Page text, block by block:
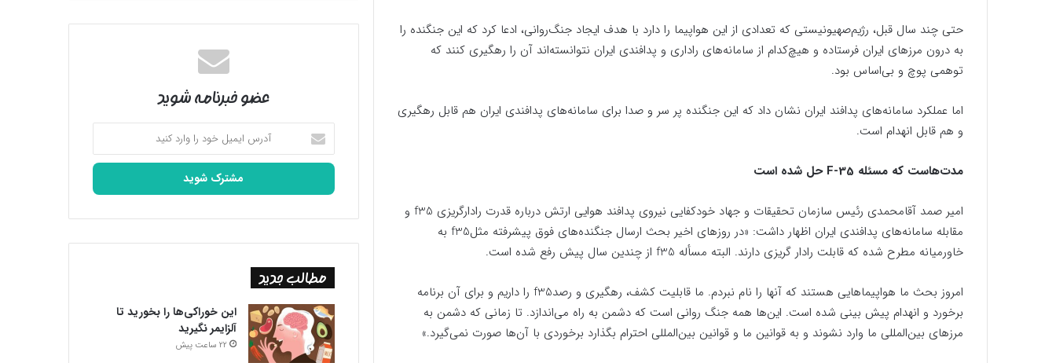
حتی چند سال قبل، رژیم‌صهیونیستی که تعدادی از این هواپیما را دارد با هدف ایجاد جنگ‌روانی، ادعا کرد که این جنگنده را
به درون مرزهای ایران فرستاده و هیچ‌کدام از سامانه‌های راداری و پدافندی ایران نتوانسته‌اند آن را رهگیری کنند که
توهمی پوچ و بی‌اساس بود.
اما عملکرد سامانه‌های پدافند ایران نشان داد که این جنگنده پر سر و صدا برای سامانه‌های پدافندی ایران هم قابل رهگیری
و هم قابل انهدام است.
مدت‌هاست که مسئله F-35 حل شده است
امیر صمد آقامحمدی رئیس سازمان تحقیقات و جهاد خودکفایی نیروی پدافند هوایی ارتش درباره قدرت رادارگریزی f35 و
مقابله سامانه‌های پدافندی ایران اظهار داشت: «در روزهای اخیر بحث ارسال جنگنده‌های فوق پیشرفته مثلf35 به
خاورمیانه مطرح شده که قابلت رادار گریزی دارند. البته مسأله f35 از چندین سال پیش رفع شده است.
امروز بحث ما هواپیماهایی هستند که آنها را نام نبردم. ما قابلیت کشف، رهگیری و رصدf35 را داریم و برای آن برنامه
برخورد و انهدام پیش بینی شده است. این‌ها همه جنگ روانی است که دشمن به راه می‌اندازد. تا زمانی که دشمن به
مرزهای بین‌المللی ما وارد نشوند و به قوانین ما و قوانین بین‌المللی احترام بگذارد برخوردی با آن‌ها صورت نمی‌گیرد.»
عضو خبرنامه شوید
آدرس
ایمیل
خود
وارد
مطالب جدید
این خوراکی‌ها را بخورید تا
آلزایمر نگیرید
22 ساعت پیش